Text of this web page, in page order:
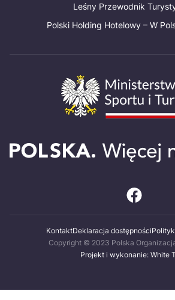
Leśny Przewodnik
Polski Holding Hotelowy – W
KontaktDeklaracja dostępności
Copyright © 2023 Polska
Projekt i wykonanie: White